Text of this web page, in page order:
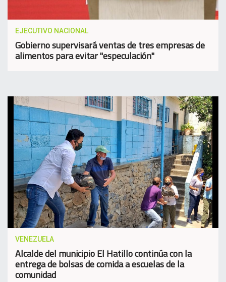
EJECUTIVO NACIONAL
Gobierno supervisará ventas de tres empresas de
alimentos para evitar "especulación"
VENEZUELA
Alcalde del municipio El Hatillo continúa con la
entrega de bolsas de comida a escuelas de la
comunidad